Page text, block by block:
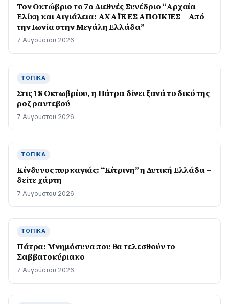
Τον Οκτώβριο το 7ο Διεθνές Συνέδριο “Αρχαία
Ελίκη και Αιγιάλεια: ΑΧΑΪΚΕΣ ΑΠΟΙΚΙΕΣ – Από
την Ιωνία στην Μεγάλη Ελλάδα”
7 Αυγούστου 2026
ΤΟΠΙΚΆ
Στις 18 Οκτωβρίου, η Πάτρα δίνει ξανά το δικό της
ροζ ραντεβού
7 Αυγούστου 2026
ΤΟΠΙΚΆ
Kίνδυνος πυρκαγιάς: “Κίτρινη” η Δυτική Ελλάδα –
δείτε χάρτη
7 Αυγούστου 2026
ΤΟΠΙΚΆ
Πάτρα: Μνημόσυνα που θα τελεσθούν το
Σαββατοκύριακο
7 Αυγούστου 2026